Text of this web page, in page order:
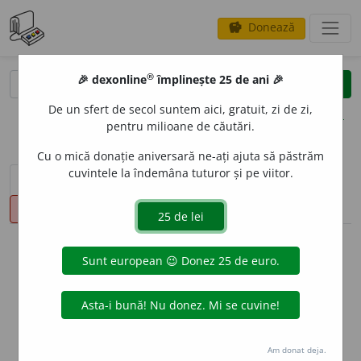
savings Donează
clear
opțiuni
sinteza definițiilor (1) definiții (20)
declinări
info
Aceste definiții sunt compilate de
echipa dexonline. Definițiile
originale se află pe filadefiniții.
Puteți reordona filele pe pagina de
🎉 dexonline® împlinește 25 de ani 🎉
De un sfert de secol suntem aici, gratuit, zi de zi,
pentru milioane de căutări.
Cu o mică donație aniversară ne-ați ajuta să păstrăm
cuvintele la îndemâna tuturor și pe viitor.
Am donat deja.